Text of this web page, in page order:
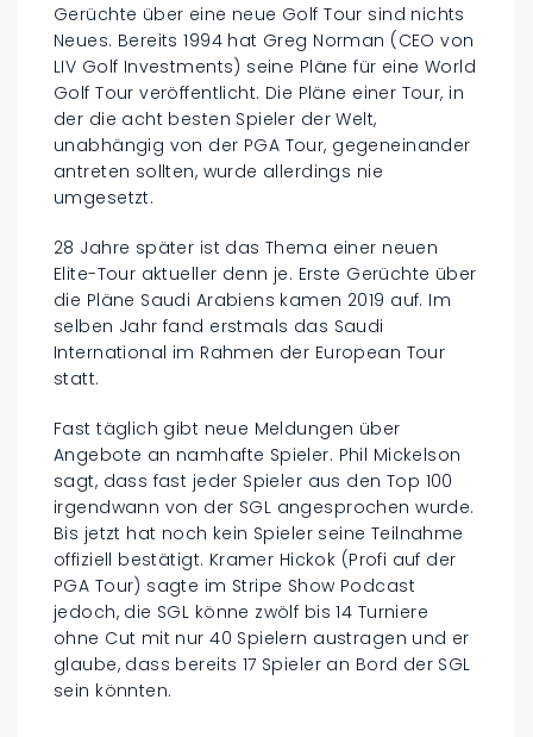
Gerüchte über eine neue Golf Tour sind nichts
Neues. Bereits 1994 hat Greg Norman (CEO von
LIV Golf Investments) seine Pläne für eine World
Golf Tour veröffentlicht. Die Pläne einer Tour, in
der die acht besten Spieler der Welt,
unabhängig von der PGA Tour, gegeneinander
antreten sollten, wurde allerdings nie
umgesetzt.
28 Jahre später ist das Thema einer neuen
Elite-Tour aktueller denn je. Erste Gerüchte über
die Pläne Saudi Arabiens kamen 2019 auf. Im
selben Jahr fand erstmals das Saudi
International im Rahmen der European Tour
statt.
Fast täglich gibt neue Meldungen über
Angebote an namhafte Spieler. Phil Mickelson
sagt, dass fast jeder Spieler aus den Top 100
irgendwann von der SGL angesprochen wurde.
Bis jetzt hat noch kein Spieler seine Teilnahme
offiziell bestätigt. Kramer Hickok (Profi auf der
PGA Tour) sagte im Stripe Show Podcast
jedoch, die SGL könne zwölf bis 14 Turniere
ohne Cut mit nur 40 Spielern austragen und er
glaube, dass bereits 17 Spieler an Bord der SGL
sein könnten.